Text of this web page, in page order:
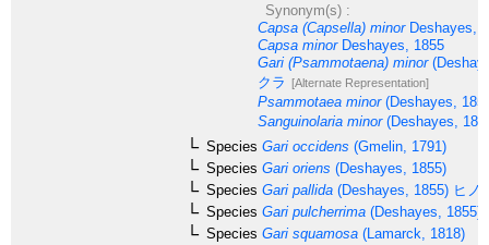
Synonym(s) :
Capsa (Capsella) minorDeshayes,
Capsa minorDeshayes, 1855
Gari (Psammotaena) minor
クラ [Alternate Representation]
Psammotaea minor(Deshayes,
Sanguinolaria minor(Deshayes,
Species Gari occidens (Gmelin, 1791)
Species Gari oriens (Deshayes, 1855)
Species Gari pallida (Deshayes, 1855) ヒノ
Species Gari pulcherrima (Deshayes, 1855)
Species Gari squamosa (Lamarck, 1818)